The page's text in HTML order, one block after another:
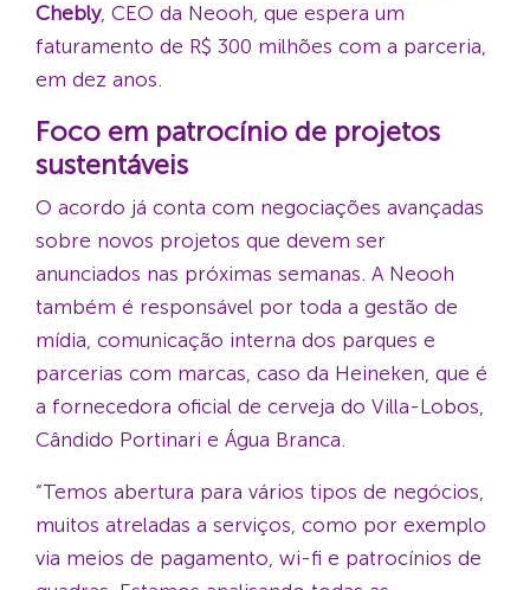
Chebly, CEO da Neooh, que espera um
faturamento de R$ 300 milhões com a parceria,
em dez anos.
Foco em patrocínio de projetos
sustentáveis
O acordo já conta com negociações avançadas
sobre novos projetos que devem ser
anunciados nas próximas semanas. A Neooh
também é responsável por toda a gestão de
mídia, comunicação interna dos parques e
parcerias com marcas, caso da Heineken, que é
a fornecedora oficial de cerveja do Villa-Lobos,
Cândido Portinari e Água Branca.
“Temos abertura para vários tipos de negócios,
muitos atreladas a serviços, como por exemplo
via meios de pagamento, wi-fi e patrocínios de